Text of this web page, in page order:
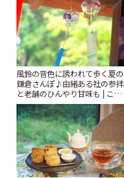
風鈴の音色に誘われて歩く夏の
鎌倉さんぽ♪由緒ある社の参拝
と老舗のひんやり甘味も | こと
りっぷ